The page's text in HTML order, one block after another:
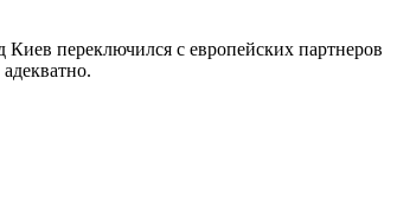
переключился с европейских партнеров